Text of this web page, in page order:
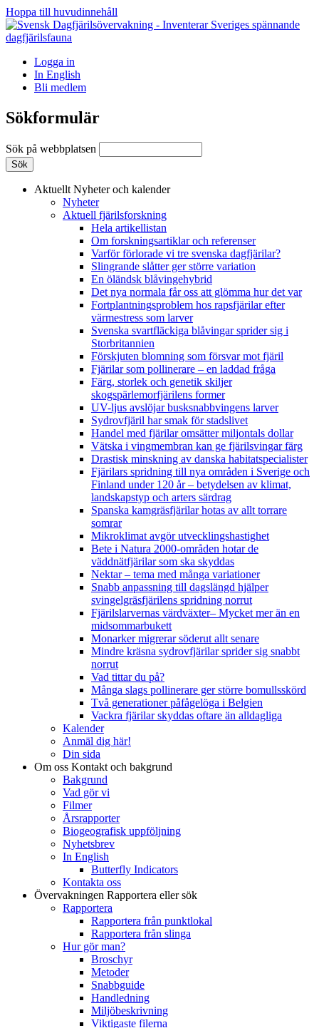
Hoppa till huvudinnehåll
Logga in
In English
Bli medlem
Sökformulär
Sök på webbplatsen
Aktuellt Nyheter och kalender
Nyheter
Aktuell fjärilsforskning
Hela artikellistan
Om forskningsartiklar och referenser
Varför förlorade vi tre svenska dagfjärilar?
Slingrande slåtter ger större variation
En öländsk blåvingehybrid
Det nya normala får oss att glömma hur det var
Fortplantningsproblem hos rapsfjärilar efter
värmestress som larver
Svenska svartfläckiga blåvingar sprider sig i
Storbritannien
Förskjuten blomning som försvar mot fjäril
Fjärilar som pollinerare – en laddad fråga
Färg, storlek och genetik skiljer
skogspärlemorfjärilens former
UV-ljus avslöjar busksnabbvingens larver
Sydrovfjäril har smak för stadslivet
Handel med fjärilar omsätter miljontals dollar
Vätska i vingmembran kan ge fjärilsvingar färg
Drastisk minskning av danska habitatspecialister
Fjärilars spridning till nya områden i Sverige och
Finland under 120 år– betydelsen av klimat,
landskapstyp och arters särdrag
Spanska kamgräsfjärilar hotas av allt torrare
somrar
Mikroklimat avgör utvecklingshastighet
Bete i Natura 2000-områden hotar de
väddnätfjärilar som ska skyddas
Nektar – tema med många variationer
Snabb anpassning till dagslängd hjälper
svingelgräsfjärilens spridning norrut
Fjärilslarvernas värdväxter– Mycket mer än en
midsommarbukett
Monarker migrerar söderut allt senare
Mindre kräsna sydrovfjärilar sprider sig snabbt
norrut
Vad tittar du på?
Många slags pollinerare ger större bomullsskörd
Två generationer påfågelöga i Belgien
Vackra fjärilar skyddas oftare än alldagliga
Kalender
Anmäl dig här!
Din sida
Om oss Kontakt och bakgrund
Bakgrund
Vad gör vi
Filmer
Årsrapporter
Biogeografisk uppföljning
Nyhetsbrev
In English
Butterfly Indicators
Kontakta oss
Övervakningen Rapportera eller sök
Rapportera
Rapportera från punktlokal
Rapportera från slinga
Hur gör man?
Broschyr
Metoder
Snabbguide
Handledning
Miljöbeskrivning
Viktigaste filerna